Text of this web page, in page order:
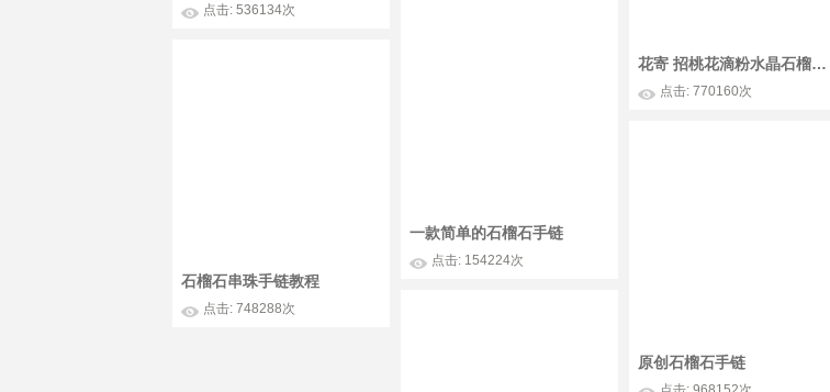
点击: 536134次
花寄 招桃花滴粉水晶石榴石手绳DIY教程 漂亮的樱花粉和古典的中国红哪个更合你的心意呢 希望这条手链可以守护爱情~
点击: 770160次
一款简单的石榴石手链
点击: 154224次
石榴石串珠手链教程
点击: 748288次
原创石榴石手链